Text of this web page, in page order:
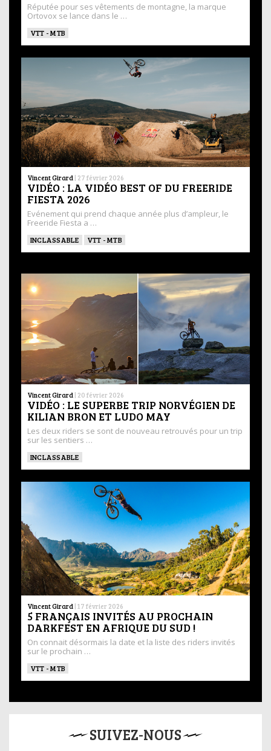
Réputée pour ses vêtements de montagne, la marque
Ortovox se lance dans le …
VTT - MTB
Vincent Girard | 27 février 2026
VIDÉO : LA VIDÉO BEST OF DU FREERIDE
FIESTA 2026
Evénement qui prend chaque année plus d’ampleur, le
Freeride Fiesta a …
INCLASSABLE VTT - MTB
Vincent Girard | 20 février 2026
VIDÉO : LE SUPERBE TRIP NORVÉGIEN DE
KILIAN BRON ET LUDO MAY
Les deux riders se sont de nouveau retrouvés pour un trip
sur les sentiers …
INCLASSABLE
Vincent Girard | 17 février 2026
5 FRANÇAIS INVITÉS AU PROCHAIN
DARKFEST EN AFRIQUE DU SUD !
On connait désormais la date et la liste des riders invités
sur le prochain …
VTT - MTB
SUIVEZ-NOUS